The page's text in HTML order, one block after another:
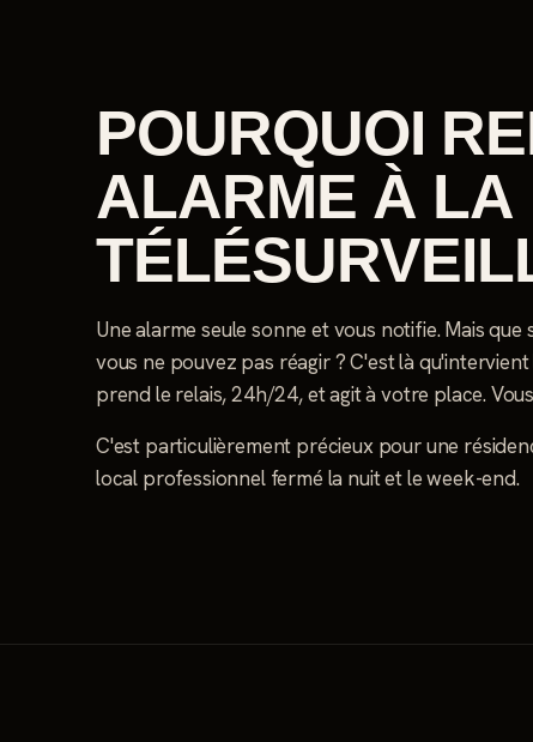
POURQUOI
ALARME À LA
Une alarme seule sonne et vous notifie. Mais
vous ne pouvez pas réagir ? C'est là qu'intervient
prend le relais, 24h/24, et agit à votre place.
C'est particulièrement précieux pour une
local professionnel fermé la nuit et le week-end.